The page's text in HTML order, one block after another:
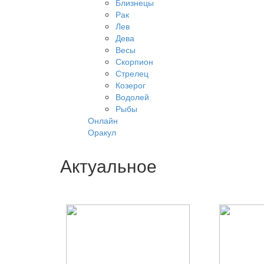
Близнецы
Рак
Лев
Дева
Весы
Скорпион
Стрелец
Козерог
Водолей
Рыбы
Онлайн
Оракул
Актуальное